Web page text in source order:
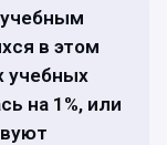
в этом
учебных
на 1%, или